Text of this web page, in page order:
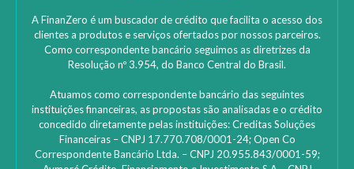
Continuar lendo >
A FinanZero é um buscador de crédito que facilita o acesso dos
clientes a produtos e serviços ofertados por nossos parceiros.
Como correspondente bancário seguimos as diretrizes da
Resolução nº 3.954, do Banco Central do Brasil.
Atuamos como correspondente bancário das seguintes
instituições financeiras, as propostas são analisadas e o crédito
concedido diretamente pelas instituições: ‎Creditas Soluções
Financeiras – CNPJ 17.770.708/0001-24; Open Co
Correspondente Bancário Ltda. – CNPJ 20.955.843/0001-59;